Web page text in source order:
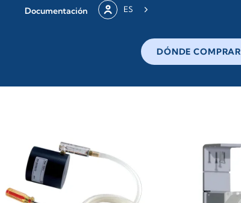
Documentación ES
DÓNDE COMPRAR